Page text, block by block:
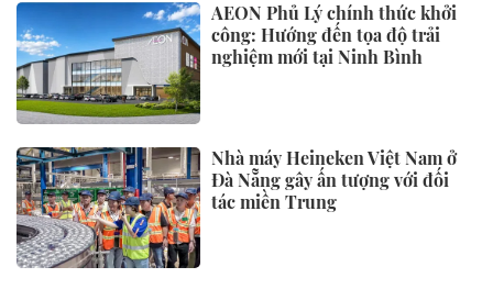
AEON Phủ Lý chính thức khởi
công: Hướng đến tọa độ trải
nghiệm mới tại Ninh Bình
Nhà máy Heineken Việt Nam ở
Đà Nẵng gây ấn tượng với đối
tác miền Trung